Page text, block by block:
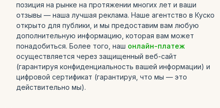
позиция на рынке на протяжении многих лет и ваши
отзывы — наша лучшая реклама. Наше агентство в Куско
открыто для публики, и мы предоставим вам любую
дополнительную информацию, которая вам может
понадобиться. Более того, наш онлайн-платеж
осуществляется через защищенный веб-сайт
(гарантируя конфиденциальность вашей информации) и
цифровой сертификат (гарантируя, что мы — это
действительно мы).